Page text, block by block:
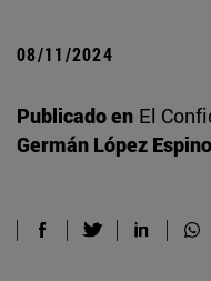
08/11/2024
Publicado en El
Germán López